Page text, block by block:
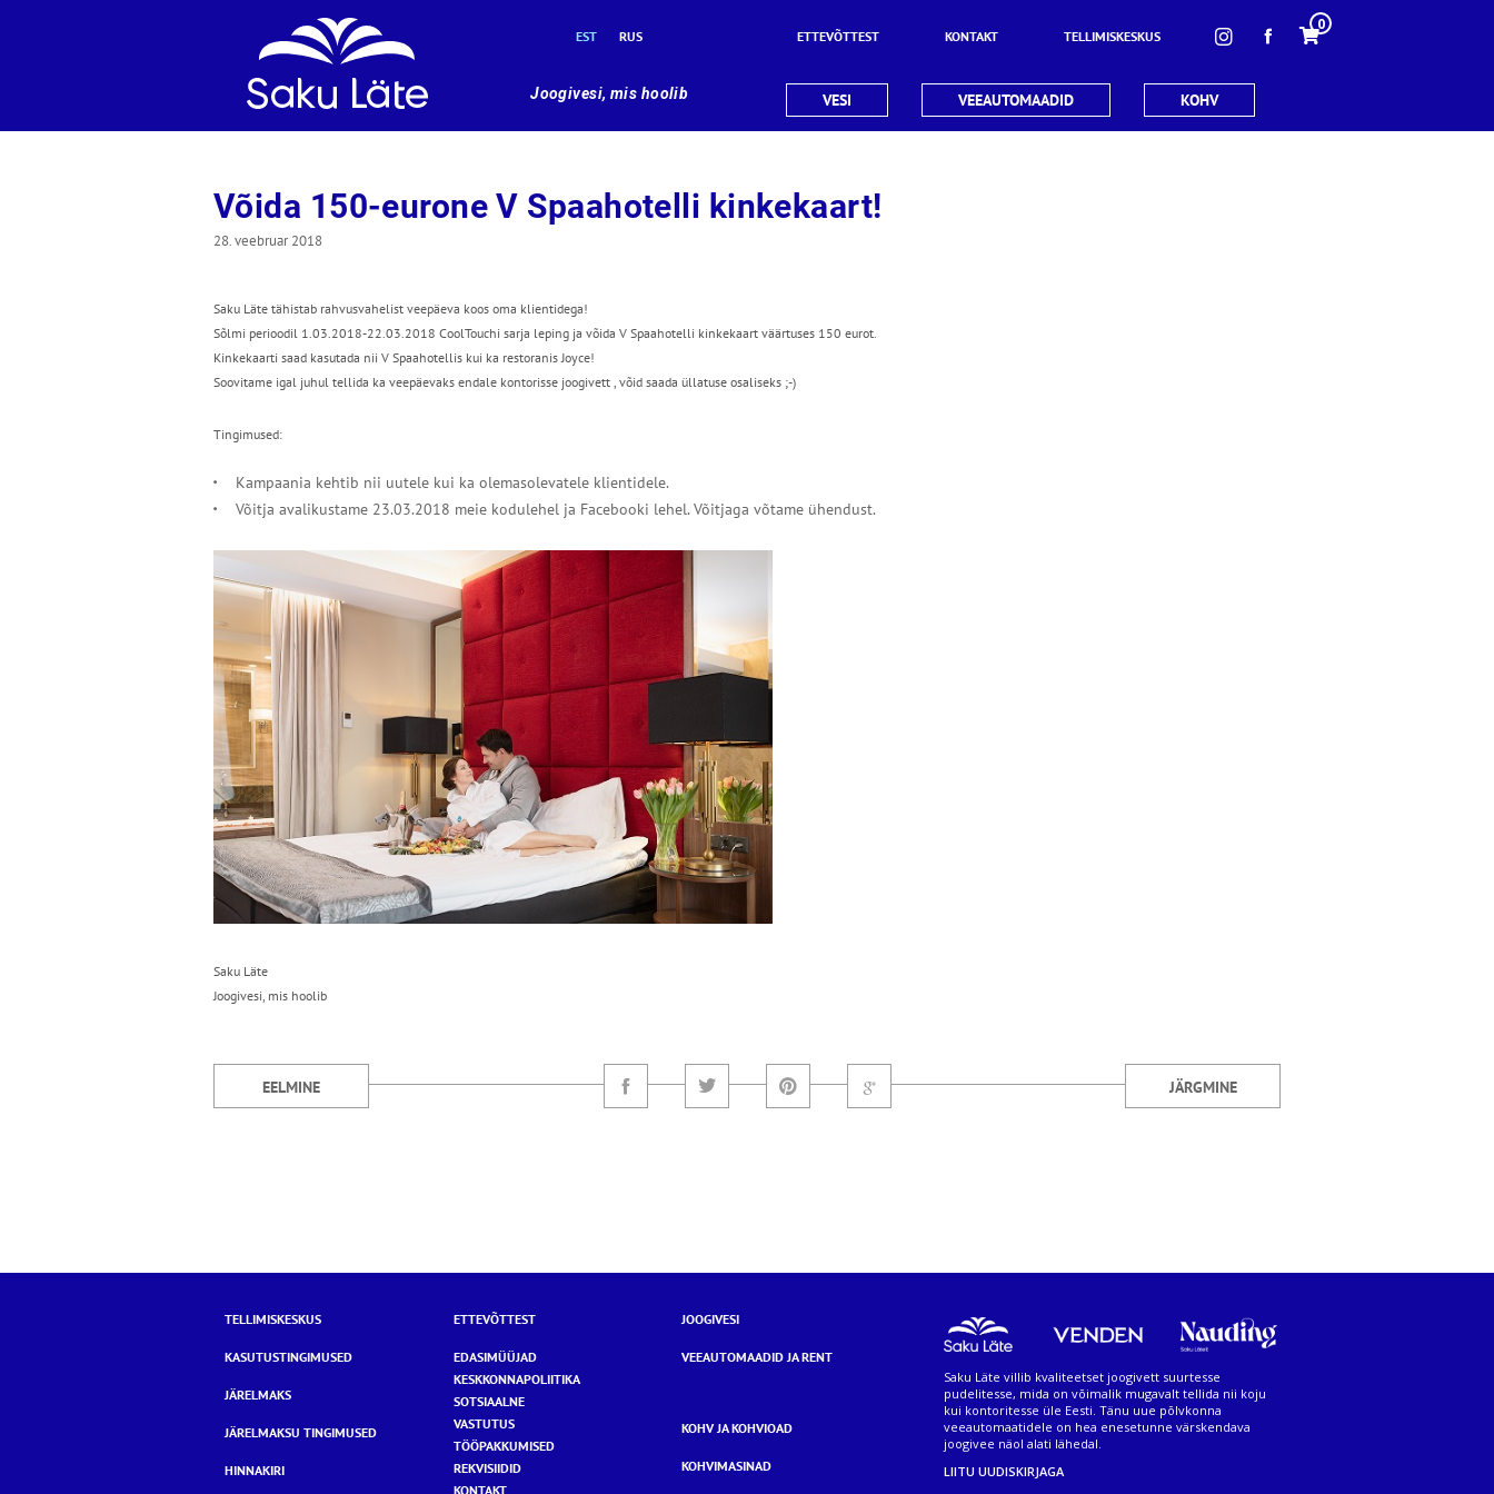
EST RUS
Joogivesi, mis hoolib
ETTEVÕTTEST KONTAKT TELLIMISKESKUS
VESI VEEAUTOMAADID KOHV
0
Võida 150-eurone V Spaahotelli kinkekaart!
28. veebruar 2018
Saku Läte tähistab rahvusvahelist veepäeva koos oma klientidega!
Sõlmi perioodil 1.03.2018-22.03.2018 CoolTouchi sarja leping ja võida V Spaahotelli kinkekaart väärtuses 150 eurot.
Kinkekaarti saad kasutada nii V Spaahotellis kui ka restoranis Joyce!
Soovitame igal juhul tellida ka veepäevaks endale kontorisse joogivett , võid saada üllatuse osaliseks ;-)
Tingimused:
Kampaania kehtib nii uutele kui ka olemasolevatele klientidele.
Võitja avalikustame 23.03.2018 meie kodulehel ja Facebooki lehel. Võitjaga võtame ühendust.
Saku Läte
Joogivesi, mis hoolib
EELMINE JÄRGMINE
TELLIMISKESKUS
KASUTUSTINGIMUSED
JÄRELMAKS
JÄRELMAKSU TINGIMUSED
HINNAKIRI
ETTEVÕTTEST
EDASIMÜÜJAD
KESKKONNAPOLIITIKA
SOTSIAALNE
VASTUTUS
TÖÖPAKKUMISED
REKVISIIDID
KONTAKT
JOOGIVESI
VEEAUTOMAADID JA RENT
KOHV JA KOHVIOAD
KOHVIMASINAD
Saku Läte villib kvaliteetset joogivett suurtesse
pudelitesse, mida on võimalik mugavalt tellida nii koju
kui kontoritesse üle Eesti. Tänu uue põlvkonna
veeautomaatidele on hea enesetunne värskendava
joogivee näol alati lähedal.
LIITU UUDISKIRJAGA